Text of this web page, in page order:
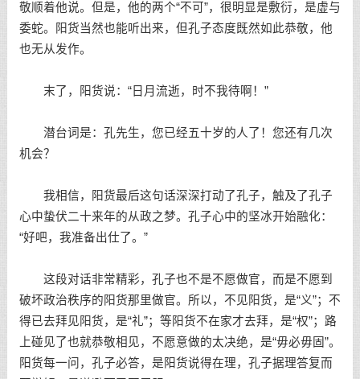
敬顺着他说。但是，他的两个“不可”，很明显是敷衍，是虚与
委蛇。阳货当然也能听出来，但孔子态度既然如此恭敬，他
也无从发作。
末了，阳货说：“日月流逝，时不我待啊！”
潜台词是：孔先生，您已经五十岁的人了！您还有几次
机会？
我相信，阳货最后这句话深深打动了孔子，触及了孔子
心中蛰伏二十来年的从政之梦。孔子心中的坚冰开始融化：
“好吧，我准备出仕了。”
这段对话非常精彩，孔子也不是不愿做官，而是不愿到
破坏政治秩序的阳货那里做官。所以，不见阳货，是“义”；不
得已去拜见阳货，是“礼”；等阳货不在家才去拜，是“权”；路
上碰见了也就恭敬相见，不愿意做的太决绝，是“毋必毋固”。
阳货每一问，孔子必答，是阳货说得在理，孔子据理答复而